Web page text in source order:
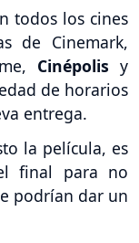
todos los cines
de Cinemark,
Cinépolis y
de horarios
entrega.
la película, es
final para no
podrían dar un